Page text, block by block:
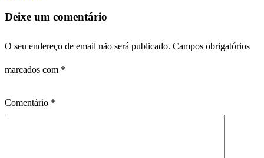
Deixe um comentário
O seu endereço de email não será publicado. Campos obrigatórios
marcados com *
Comentário *